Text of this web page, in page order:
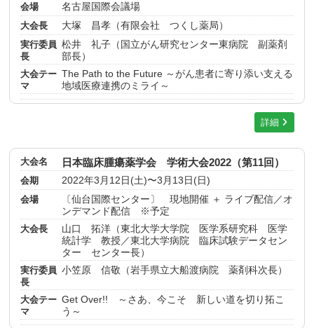
会場
名古屋国際会議場
大会長
大塚 昌孝（有限会社 つくし薬局）
実行委員
長
松井 礼子（国立がん研究センター東病院 副薬剤
部長）
大会テー
マ
The Path to the Future ～がん患者に寄り添い支える
地域医療連携のミライ～
詳細
大会名 日本臨床腫瘍薬学会 学術大会2022（第11回）
会期
2022年3月12日(土)〜3月13日(日)
会場
〔仙台国際センター〕 現地開催 ＋ ライブ配信／オ
ンデマンド配信 ※予定
大会長
山口 拓洋（東北大学大学院 医学系研究科 医学
統計学 教授／東北大学病院 臨床試験データセン
ター センター長）
実行委員
長
小笠原 信敬（岩手県立大船渡病院 薬剤科次長）
大会テー
マ
Get Over!! ～さあ、今こそ 新しい道を切り拓こ
う～